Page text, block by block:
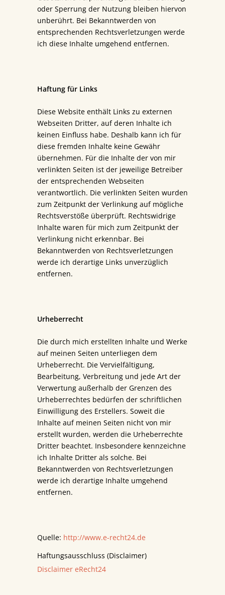
oder Sperrung der Nutzung bleiben hiervon
unberührt. Bei Bekanntwerden von
entsprechenden Rechtsverletzungen werde
ich diese Inhalte umgehend entfernen.
Haftung für Links
Diese Website enthält Links zu externen
Webseiten Dritter, auf deren Inhalte ich
keinen Einfluss habe. Deshalb kann ich für
diese fremden Inhalte keine Gewähr
übernehmen. Für die Inhalte der von mir
verlinkten Seiten ist der jeweilige Betreiber
der entsprechenden Webseiten
verantwortlich. Die verlinkten Seiten wurden
zum Zeitpunkt der Verlinkung auf mögliche
Rechtsverstöße überprüft. Rechtswidrige
Inhalte waren für mich zum Zeitpunkt der
Verlinkung nicht erkennbar. Bei
Bekanntwerden von Rechtsverletzungen
werde ich derartige Links unverzüglich
entfernen.
Urheberrecht
Die durch mich erstellten Inhalte und Werke
auf meinen Seiten unterliegen dem
Urheberrecht. Die Vervielfältigung,
Bearbeitung, Verbreitung und jede Art der
Verwertung außerhalb der Grenzen des
Urheberrechtes bedürfen der schriftlichen
Einwilligung des Erstellers. Soweit die
Inhalte auf meinen Seiten nicht von mir
erstellt wurden, werden die Urheberrechte
Dritter beachtet. Insbesondere kennzeichne
ich Inhalte Dritter als solche. Bei
Bekanntwerden von Rechtsverletzungen
werde ich derartige Inhalte umgehend
entfernen.
Quelle: http://www.e-recht24.de
Haftungsausschluss (Disclaimer)
Disclaimer eRecht24